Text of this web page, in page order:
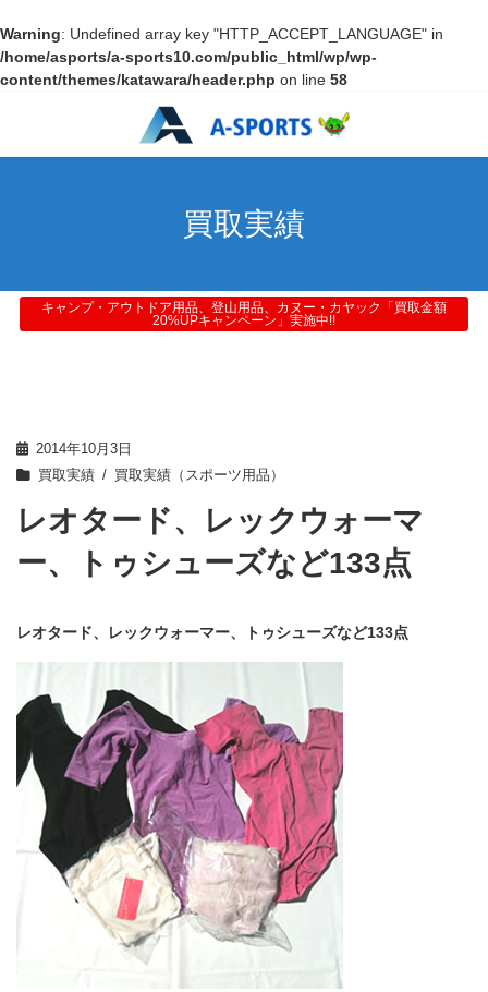
Warning: Undefined array key "HTTP_ACCEPT_LANGUAGE" in
/home/asports/a-sports10.com/public_html/wp/wp-
content/themes/katawara/header.php on line 58
買取実績
キャンプ・アウトドア用品、登山用品、カヌー・カヤック「買取金額
20%UPキャンペーン」実施中!!
2014年10月3日
買取実績
買取実績（スポーツ用品）
レオタード、レックウォーマ
ー、トゥシューズなど133点
レオタード、レックウォーマー、トゥシューズなど133点